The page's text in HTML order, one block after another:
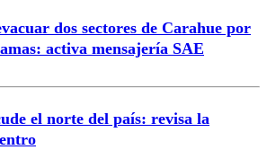
dos sectores de Carahue por
activa mensajería SAE
el norte del país: revisa la